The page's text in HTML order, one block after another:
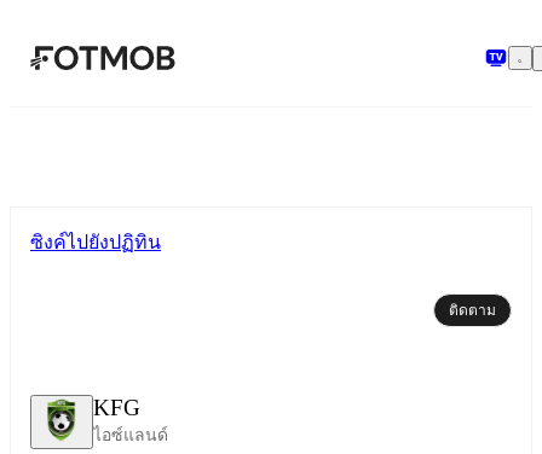
ข้ามไปยังเนื้อหาหลัก
KFG
ไอซ์แลนด์
ซิงค์ไปยังปฏิทิน
ติดตาม